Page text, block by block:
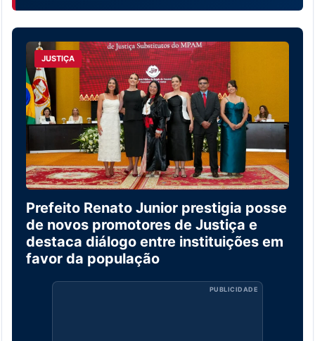
JUSTIÇA
Prefeito Renato Junior prestigia posse
de novos promotores de Justiça e
destaca diálogo entre instituições em
favor da população
PUBLICIDADE